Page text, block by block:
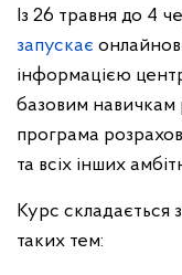
Із 26 травня до 4
запускає
інформацією
базовим навичкам
програма
та всіх інших
Курс складається
таких тем: